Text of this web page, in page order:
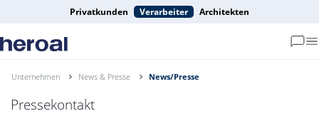
Privatkunden Verarbeiter Architekten
Unternehmen News & Presse News/Presse
Pressekontakt